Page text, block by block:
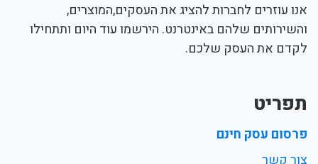
אנו עוזרים לחברות להציג את העסקים,המוצרים,
והשירותים שלהם באינטרנט. הירשמו עוד היום ותתחילו
לקדם את העסק שלכם.
תפריט
פרסום עסק חינם